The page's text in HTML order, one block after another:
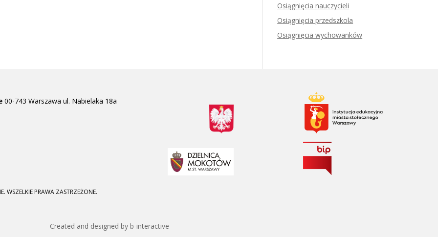
Osiągnięcia nauczycieli
Osiągnięcia przedszkola
Osiągnięcia wychowanków
00-743 Warszawa ul. Nabielaka 18a
WSZELKIE PRAWA ZASTRZEŻONE.
Created and designed by b-interactive